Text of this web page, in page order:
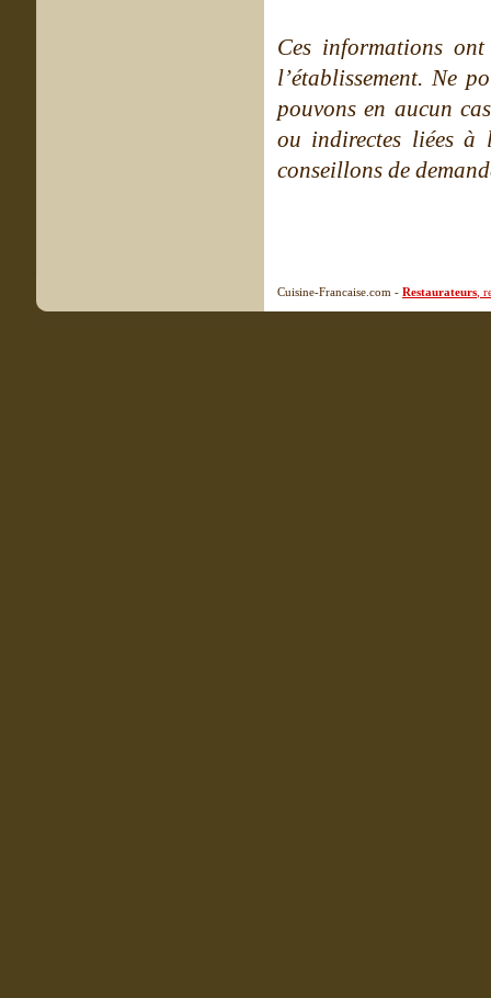
Ces informations
l’établissement. Ne
pouvons en aucun
ou indirectes liées à
conseillons de
Cuisine-Francaise.com - Restaurateurs ,